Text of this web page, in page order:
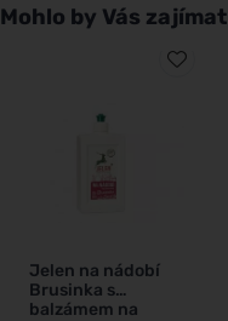
Mohlo by Vás zajímat
Jelen na nádobí
Brusinka s
balzámem na